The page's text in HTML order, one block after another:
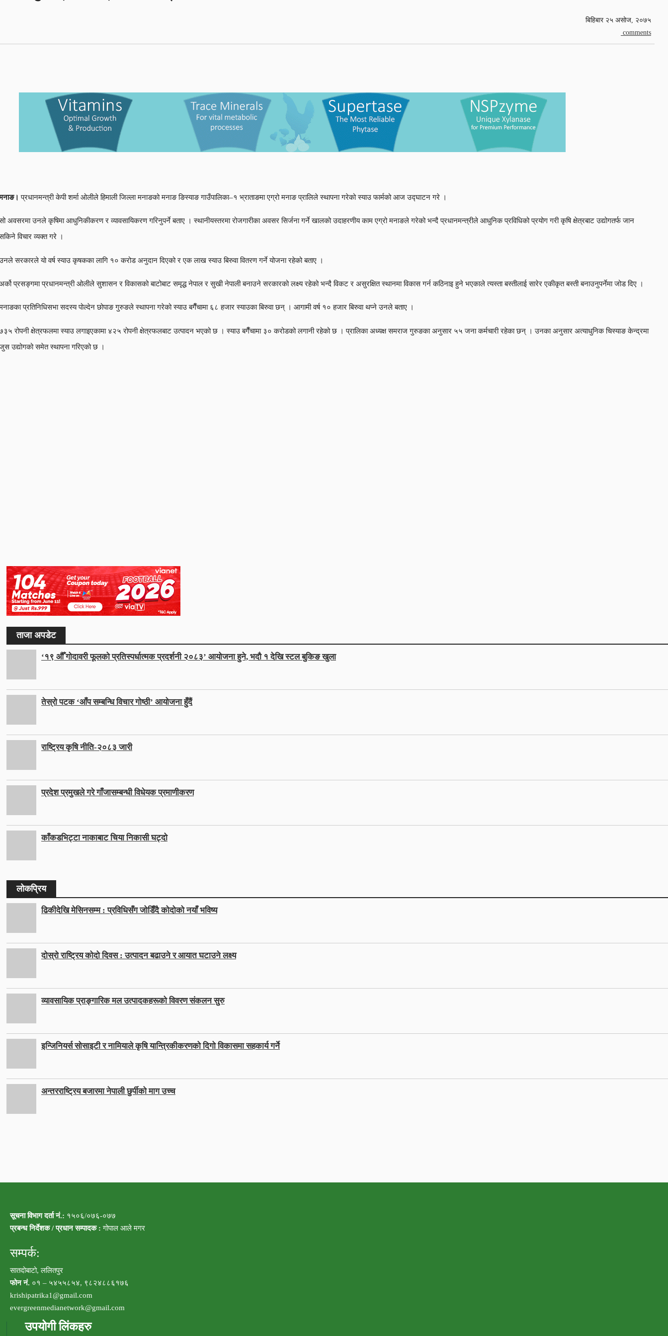
बिहिबार २५ असोज, २०७५
comments
प्रधानमन्त्री केपी शर्मा ओलीले हिमाली जिल्ला मनाङको मनाङ ङिस्याङ गाउँपालिका–१ भ्राताङमा एग्रो मनाङ प्रालिले स्थापना गरेको स्याउ फार्मको आज उद्घाटन गरे ।
अवसरमा उनले कृषिमा आधुनिकीकरण र व्यावसायिकरण गरिनुपर्ने बताए । स्थानीयस्तरमा रोजगारीका अवसर सिर्जना गर्ने खालको उदाहरणीय काम एग्रो मनाङले गरेको भन्दै प्रधानमन्त्रीले आधुनिक प्रविधिको प्रयोग गरी कृषि क्षेत्रबाट उद्योगतर्फ जान
विचार व्यक्त गरे ।
सरकारले यो वर्ष स्याउ कृषकका लागि १० करोड अनुदान दिएको र एक लाख स्याउ बिरुवा वितरण गर्ने योजना रहेको बताए ।
प्रसङ्गमा प्रधानमन्त्री ओलीले सुशासन र विकासको बाटोबाट समृद्ध नेपाल र सुखी नेपाली बनाउने सरकारको लक्ष्य रहेको भन्दै विकट र असुरक्षित स्थानमा विकास गर्न कठिनाइ हुने भएकाले त्यस्ता बस्तीलाई सारेर एकीकृत बस्ती बनाउनुपर्नेमा जोड दिए ।
प्रतिनिधिसभा सदस्य पोल्देन छोपाङ गुरुङले स्थापना गरेको स्याउ बगैँचामा ६८ हजार स्याउका बिरुवा छन् । आगामी वर्ष १० हजार बिरुवा थप्ने उनले बताए ।
रोपनी क्षेत्रफलमा स्याउ लगाइएकामा ४२५ रोपनी क्षेत्रफलबाट उत्पादन भएको छ । स्याउ बगैँचामा ३० करोडको लगानी रहेको छ । प्रालिका अध्यक्ष समराज गुरुङका अनुसार ५५ जना कर्मचारी रहेका छन् । उनका अनुसार अत्याधुनिक चिस्याङ केन्द्रमा
उद्योगको समेत स्थापना गरिएको छ ।
ताजा अपडेट
‘१९ औँ गोदावरी फूलको प्रतिस्पर्धात्मक प्रदर्शनी २०८३’ आयोजना हुने, भदौ १ देखि स्टल बुकिङ खुला
तेस्रो पटक ‘आँप सम्बन्धि विचार गोष्ठी’ आयोजना हुँदैं
राष्ट्रिय कृषि नीति-२०८३ जारी
प्रदेश प्रमुखले गरे गाँजासम्बन्धी विधेयक प्रमाणीकरण
काँकडभिट्टा नाकाबाट चिया निकासी घट्दो
लोकप्रिय
ढिकीदेखि मेसिनसम्म : प्रविधिसँग जोडिँदै कोदोको नयाँ भविष्य
दोस्रो राष्ट्रिय कोदो दिवस : उत्पादन बढाउने र आयात घटाउने लक्ष्य
व्यावसायिक प्राङ्गारिक मल उत्पादकहरूको विवरण संकलन सुरु
इन्जिनियर्स सोसाइटी र नामियाले कृषि यान्त्रिकीकरणको दिगो विकासमा सहकार्य गर्ने
अन्तरराष्ट्रिय बजारमा नेपाली छुर्पीको माग उच्च
सूचना विभाग दर्ता नं.: १५०६/०७६-०७७
प्रबन्ध निर्देशक / प्रधान सम्पादक : गोपाल आले मगर
सम्पर्क:
सातदोबाटो, ललितपुर
फोन नं. ०१ – ५४५५८५४, ९८२४८८६१७६
krishipatrika1@gmail.com
evergreenmedianetwork@gmail.com
उपयोगी लिंकहरु